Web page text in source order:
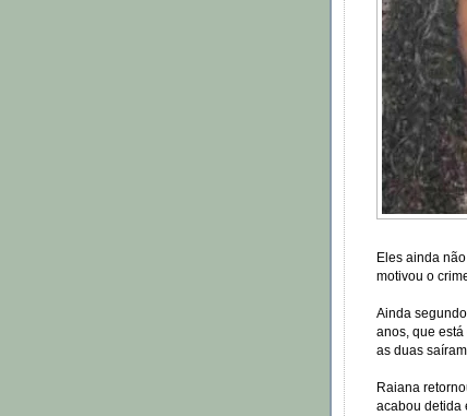
Eles ainda
motivou o
Ainda
anos, que
as duas
Raiana
acabou detida